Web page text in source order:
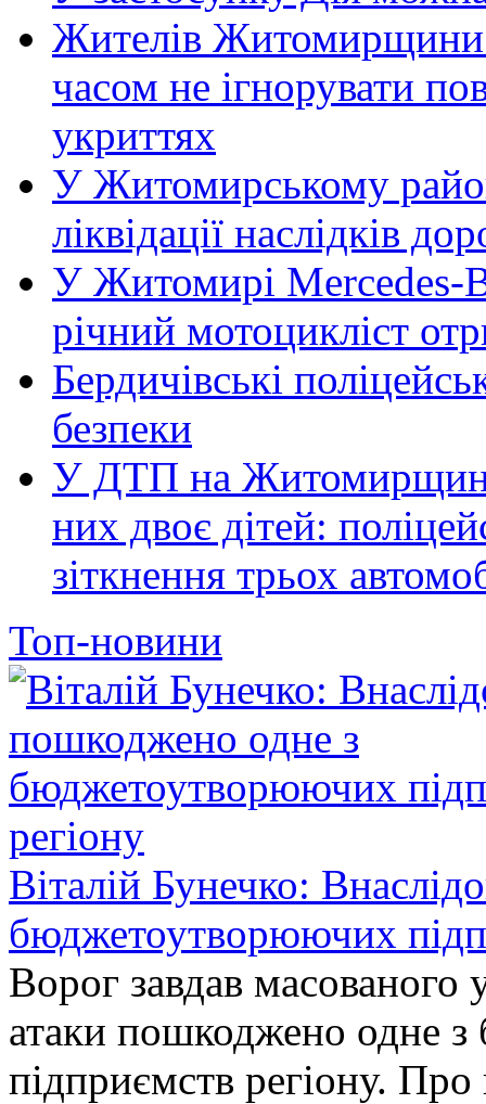
Жителів Житомирщини
часом не ігнорувати
укриттях
У Житомирському
ліквідації наслідків
У Житомирі Mercedes-
річний мотоцикліст
Бердичівські
безпеки
У ДТП на Житомирщині
них двоє дітей:
зіткнення трьох
Топ-новини
Віталій Бунечко:
бюджетоутворюючих
Ворог завдав масованого
атаки пошкоджено одне
підприємств регіону.